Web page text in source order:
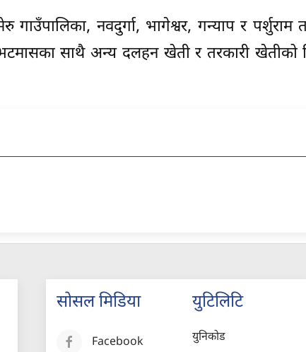
नवदुर्गा, भागेश्वर, गन्याप र
भटमासका साथै अन्य दलहन खेती र तरकारी खेतीको
सोसल मिडिया
Facebook
युटिलिटि
युनिकोड